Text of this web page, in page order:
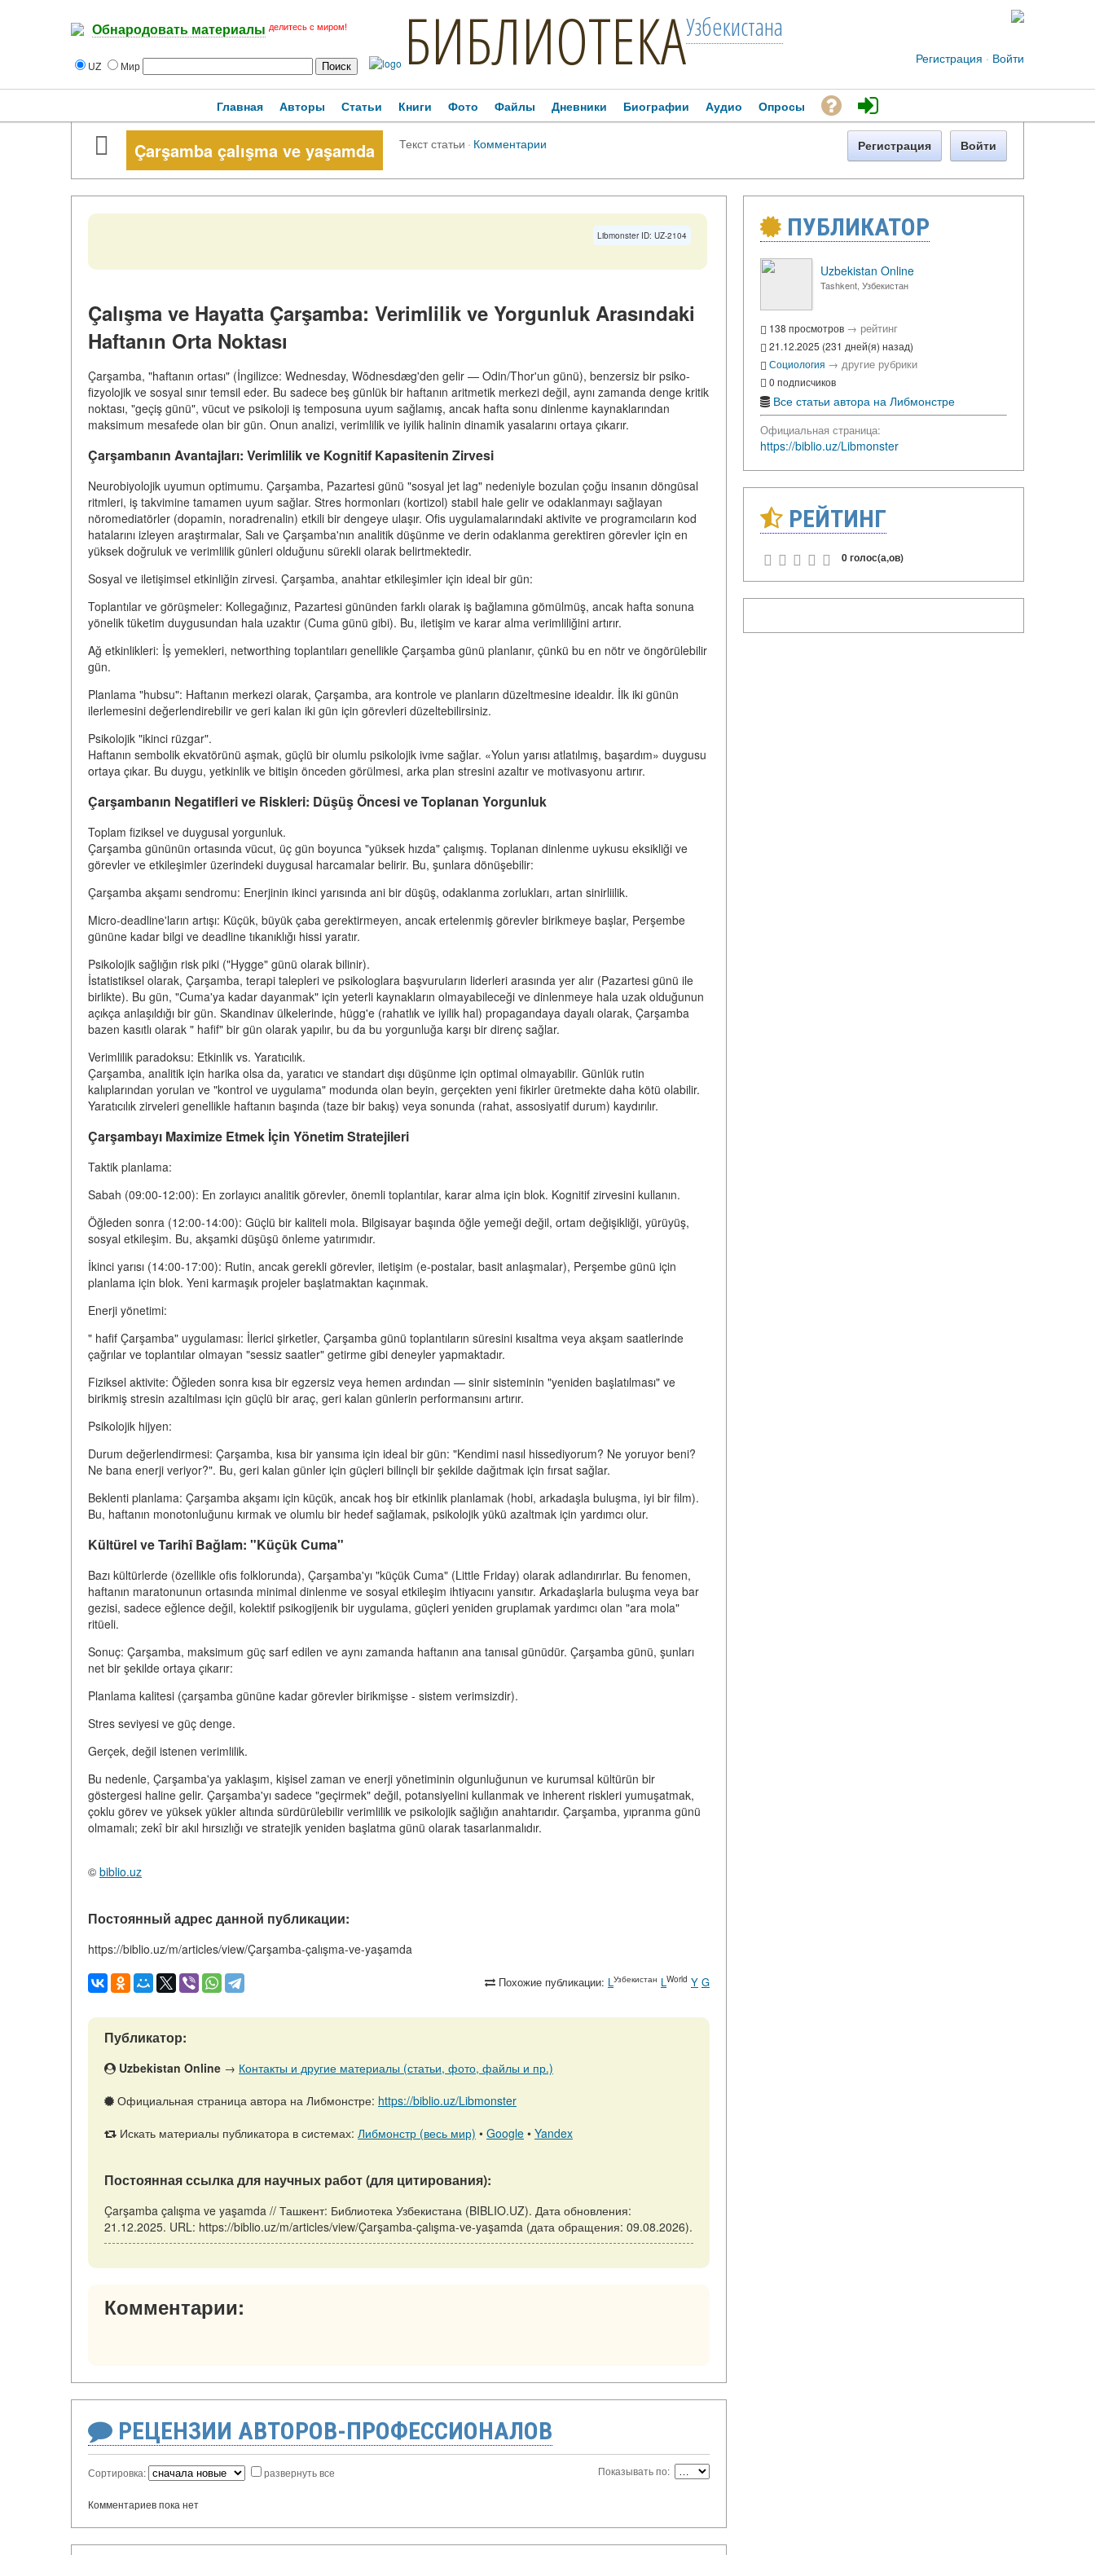
Обнародовать материалы делитесь с миром!
UZ Мир БИБЛИОТЕКАУзбекистана
Регистрация · Войти
Главная Авторы Статьи Книги Фото Файлы Дневники Биографии Аудио Опросы
Çarşamba çalışma ve yaşamda Текст статьи · Комментарии Регистрация Войти
Libmonster ID: UZ-2104
Çalışma ve Hayatta Çarşamba: Verimlilik ve Yorgunluk Arasındaki
Haftanın Orta Noktası
Çarşamba, "haftanın ortası" (İngilizce: Wednesday, Wōdnesdæg'den gelir — Odin/Thor'un günü), benzersiz bir psiko-
fizyolojik ve sosyal sınır temsil eder. Bu sadece beş günlük bir haftanın aritmetik merkezi değil, aynı zamanda denge kritik
noktası, "geçiş günü", vücut ve psikoloji iş temposuna uyum sağlamış, ancak hafta sonu dinlenme kaynaklarından
maksimum mesafede olan bir gün. Onun analizi, verimlilik ve iyilik halinin dinamik yasalarını ortaya çıkarır.
Çarşambanın Avantajları: Verimlilik ve Kognitif Kapasitenin Zirvesi
Neurobiyolojik uyumun optimumu. Çarşamba, Pazartesi günü "sosyal jet lag" nedeniyle bozulan çoğu insanın döngüsal
ritmleri, iş takvimine tamamen uyum sağlar. Stres hormonları (kortizol) stabil hale gelir ve odaklanmayı sağlayan
nöromediatörler (dopamin, noradrenalin) etkili bir dengeye ulaşır. Ofis uygulamalarındaki aktivite ve programcıların kod
hatalarını izleyen araştırmalar, Salı ve Çarşamba'nın analitik düşünme ve derin odaklanma gerektiren görevler için en
yüksek doğruluk ve verimlilik günleri olduğunu sürekli olarak belirtmektedir.
Sosyal ve iletişimsel etkinliğin zirvesi. Çarşamba, anahtar etkileşimler için ideal bir gün:
Toplantılar ve görüşmeler: Kollegağınız, Pazartesi gününden farklı olarak iş bağlamına gömülmüş, ancak hafta sonuna
yönelik tüketim duygusundan hala uzaktır (Cuma günü gibi). Bu, iletişim ve karar alma verimliliğini artırır.
Ağ etkinlikleri: İş yemekleri, networthing toplantıları genellikle Çarşamba günü planlanır, çünkü bu en nötr ve öngörülebilir
gün.
Planlama "hubsu": Haftanın merkezi olarak, Çarşamba, ara kontrole ve planların düzeltmesine idealdır. İlk iki günün
ilerlemesini değerlendirebilir ve geri kalan iki gün için görevleri düzeltebilirsiniz.
Psikolojik "ikinci rüzgar".
Haftanın sembolik ekvatörünü aşmak, güçlü bir olumlu psikolojik ivme sağlar. «Yolun yarısı atlatılmış, başardım» duygusu
ortaya çıkar. Bu duygu, yetkinlik ve bitişin önceden görülmesi, arka plan stresini azaltır ve motivasyonu artırır.
Çarşambanın Negatifleri ve Riskleri: Düşüş Öncesi ve Toplanan Yorgunluk
Toplam fiziksel ve duygusal yorgunluk.
Çarşamba gününün ortasında vücut, üç gün boyunca "yüksek hızda" çalışmış. Toplanan dinlenme uykusu eksikliği ve
görevler ve etkileşimler üzerindeki duygusal harcamalar belirir. Bu, şunlara dönüşebilir:
Çarşamba akşamı sendromu: Enerjinin ikinci yarısında ani bir düşüş, odaklanma zorlukları, artan sinirliilik.
Micro-deadline'ların artışı: Küçük, büyük çaba gerektirmeyen, ancak ertelenmiş görevler birikmeye başlar, Perşembe
gününe kadar bilgi ve deadline tıkanıklığı hissi yaratır.
Psikolojik sağlığın risk piki ("Hygge" günü olarak bilinir).
İstatistiksel olarak, Çarşamba, terapi talepleri ve psikologlara başvuruların liderleri arasında yer alır (Pazartesi günü ile
birlikte). Bu gün, "Cuma'ya kadar dayanmak" için yeterli kaynakların olmayabileceği ve dinlenmeye hala uzak olduğunun
açıkça anlaşıldığı bir gün. Skandinav ülkelerinde, hügg'e (rahatlık ve iyilik hal) propagandaya dayalı olarak, Çarşamba
bazen kasıtlı olarak " hafif" bir gün olarak yapılır, bu da bu yorgunluğa karşı bir direnç sağlar.
Verimlilik paradoksu: Etkinlik vs. Yaratıcılık.
Çarşamba, analitik için harika olsa da, yaratıcı ve standart dışı düşünme için optimal olmayabilir. Günlük rutin
kalıplarından yorulan ve "kontrol ve uygulama" modunda olan beyin, gerçekten yeni fikirler üretmekte daha kötü olabilir.
Yaratıcılık zirveleri genellikle haftanın başında (taze bir bakış) veya sonunda (rahat, assosiyatif durum) kaydırılır.
Çarşambayı Maximize Etmek İçin Yönetim Stratejileri
Taktik planlama:
Sabah (09:00-12:00): En zorlayıcı analitik görevler, önemli toplantılar, karar alma için blok. Kognitif zirvesini kullanın.
Öğleden sonra (12:00-14:00): Güçlü bir kaliteli mola. Bilgisayar başında öğle yemeği değil, ortam değişikliği, yürüyüş,
sosyal etkileşim. Bu, akşamki düşüşü önleme yatırımıdır.
İkinci yarısı (14:00-17:00): Rutin, ancak gerekli görevler, iletişim (e-postalar, basit anlaşmalar), Perşembe günü için
planlama için blok. Yeni karmaşık projeler başlatmaktan kaçınmak.
Enerji yönetimi:
" hafif Çarşamba" uygulaması: İlerici şirketler, Çarşamba günü toplantıların süresini kısaltma veya akşam saatlerinde
çağrılar ve toplantılar olmayan "sessiz saatler" getirme gibi deneyler yapmaktadır.
Fiziksel aktivite: Öğleden sonra kısa bir egzersiz veya hemen ardından — sinir sisteminin "yeniden başlatılması" ve
birikmiş stresin azaltılması için güçlü bir araç, geri kalan günlerin performansını artırır.
Psikolojik hijyen:
Durum değerlendirmesi: Çarşamba, kısa bir yansıma için ideal bir gün: "Kendimi nasıl hissediyorum? Ne yoruyor beni?
Ne bana enerji veriyor?". Bu, geri kalan günler için güçleri bilinçli bir şekilde dağıtmak için fırsat sağlar.
Beklenti planlama: Çarşamba akşamı için küçük, ancak hoş bir etkinlik planlamak (hobi, arkadaşla buluşma, iyi bir film).
Bu, haftanın monotonluğunu kırmak ve olumlu bir hedef sağlamak, psikolojik yükü azaltmak için yardımcı olur.
Kültürel ve Tarihî Bağlam: "Küçük Cuma"
Bazı kültürlerde (özellikle ofis folklorunda), Çarşamba'yı "küçük Cuma" (Little Friday) olarak adlandırırlar. Bu fenomen,
haftanın maratonunun ortasında minimal dinlenme ve sosyal etkileşim ihtiyacını yansıtır. Arkadaşlarla buluşma veya bar
gezisi, sadece eğlence değil, kolektif psikogijenik bir uygulama, güçleri yeniden gruplamak yardımcı olan "ara mola"
ritüeli.
Sonuç: Çarşamba, maksimum güç sarf edilen ve aynı zamanda haftanın ana tanısal günüdür. Çarşamba günü, şunları
net bir şekilde ortaya çıkarır:
Planlama kalitesi (çarşamba gününe kadar görevler birikmişse - sistem verimsizdir).
Stres seviyesi ve güç denge.
Gerçek, değil istenen verimlilik.
Bu nedenle, Çarşamba'ya yaklaşım, kişisel zaman ve enerji yönetiminin olgunluğunun ve kurumsal kültürün bir
göstergesi haline gelir. Çarşamba'yı sadece "geçirmek" değil, potansiyelini kullanmak ve inherent riskleri yumuşatmak,
çoklu görev ve yüksek yükler altında sürdürülebilir verimlilik ve psikolojik sağlığın anahtarıdır. Çarşamba, yıpranma günü
olmamalı; zekî bir akıl hırsızlığı ve stratejik yeniden başlatma günü olarak tasarlanmalıdır.
© biblio.uz
Постоянный адрес данной публикации:
https://biblio.uz/m/articles/view/Çarşamba-çalışma-ve-yaşamda
Похожие публикации: LУзбекистан LWorld Y G
Публикатор:
Uzbekistan Online → Контакты и другие материалы (статьи, фото, файлы и пр.)
Официальная страница автора на Либмонстре: https://biblio.uz/Libmonster
Искать материалы публикатора в системах: Либмонстр (весь мир) • Google • Yandex
Постоянная ссылка для научных работ (для цитирования):
Çarşamba çalışma ve yaşamda // Ташкент: Библиотека Узбекистана (BIBLIO.UZ). Дата обновления:
21.12.2025. URL: https://biblio.uz/m/articles/view/Çarşamba-çalışma-ve-yaşamda (дата обращения: 09.08.2026).
Комментарии:
РЕЦЕНЗИИ АВТОРОВ-ПРОФЕССИОНАЛОВ
Сортировка: развернуть все Показывать по:
Комментариев пока нет
ПУБЛИКАТОР
Uzbekistan Online
Tashkent, Узбекистан
138 просмотров → рейтинг
21.12.2025 (231 дней(я) назад)
Социология → другие рубрики
0 подписчиков
Все статьи автора на Либмонстре
Официальная страница:
https://biblio.uz/Libmonster
РЕЙТИНГ
0 голос(а,ов)